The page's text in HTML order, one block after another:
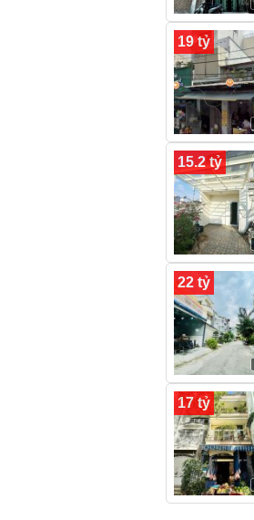
19 tỷ
15.2 tỷ
22 tỷ
17 tỷ